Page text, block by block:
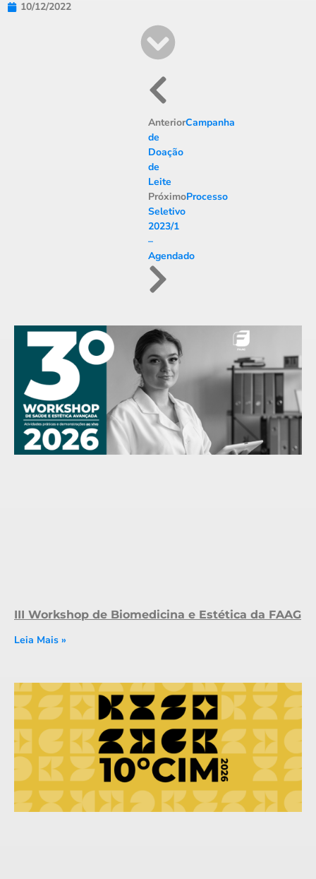
10/12/2022
AnteriorCampanha
de
Doação
de
Leite
PróximoProcesso
Seletivo
2023/1
–
Agendado
III Workshop de Biomedicina e Estética da FAAG
Leia Mais »